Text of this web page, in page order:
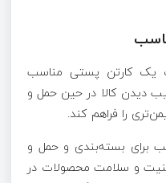
یک کارتن پستی مناسب
دیدن کالا در حین حمل و
را فراهم کند.
برای بسته‌بندی و حمل و
و سلامت محصولات در